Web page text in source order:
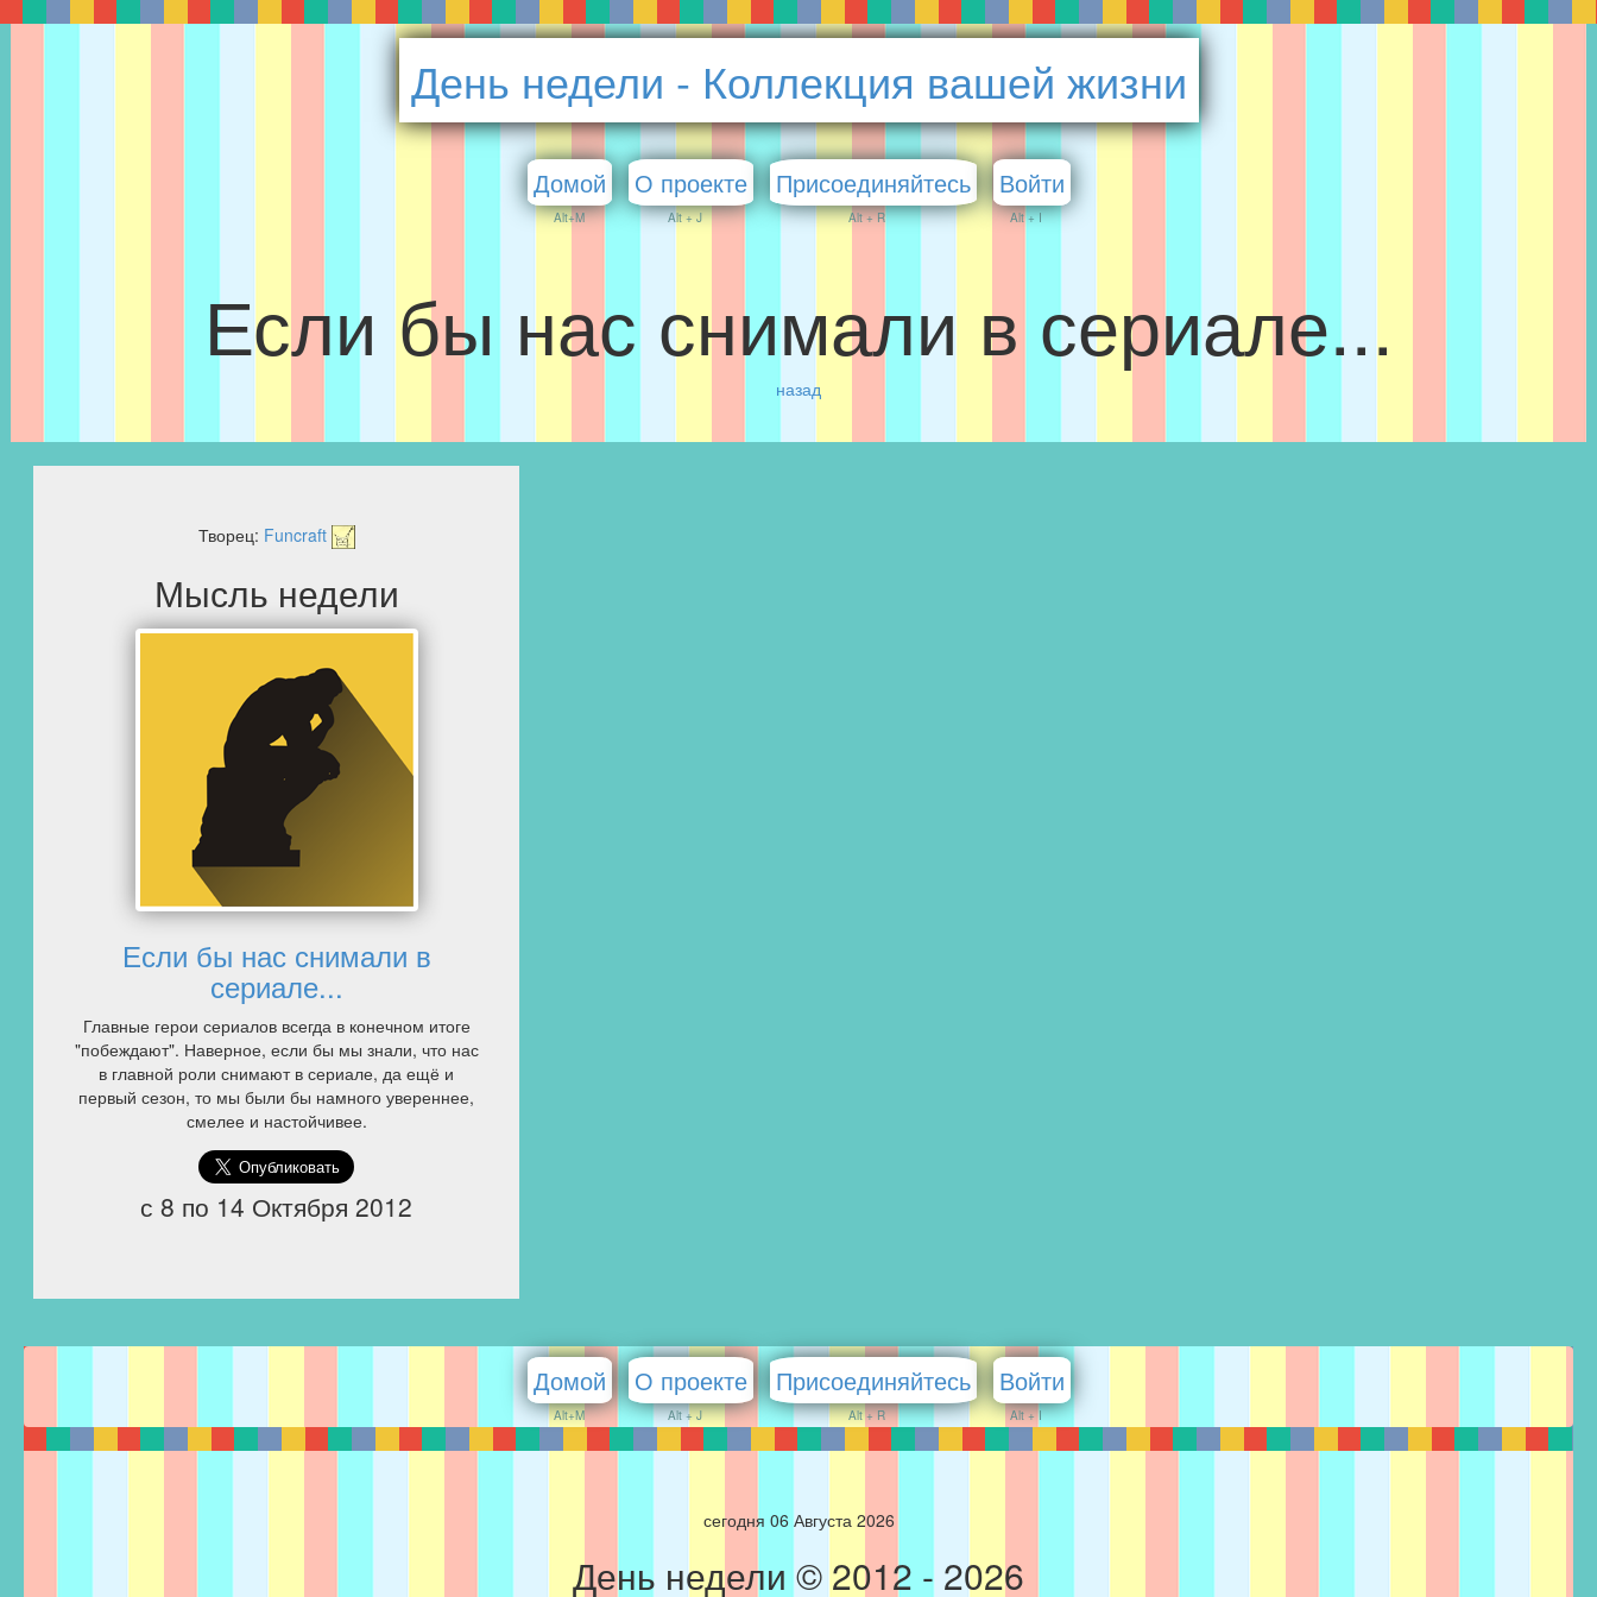
День недели - Коллекция вашей жизни
Домой
Alt+M
О проекте
Alt + J
Присоединяйтесь
Alt + R
Войти
Alt + I
Если бы нас снимали в сериале...
назад
Творец: Funcraft
Мысль недели
Если бы нас снимали в
сериале...
Главные герои сериалов всегда в конечном итоге
"побеждают". Наверное, если бы мы знали, что нас
в главной роли снимают в сериале, да ещё и
первый сезон, то мы были бы намного увереннее,
смелее и настойчивее.
с 8 по 14 Октября 2012
Домой
Alt+M
О проекте
Alt + J
Присоединяйтесь
Alt + R
Войти
Alt + I
сегодня 06 Августа 2026
День недели © 2012 - 2026